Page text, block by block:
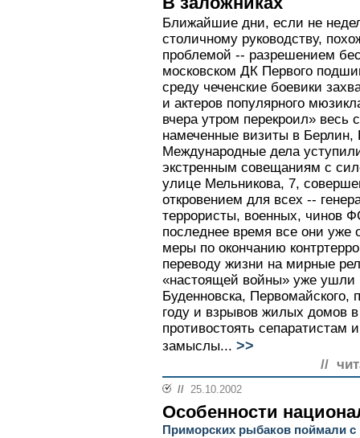
Ближайшие дни, если не
столичному руководству,
проблемой -- разрешением
московском ДК Первого
среду чеченские боевики
и актеров популярного
вчера утром перекроил» весь
намеченные визиты в Берлин,
Международные дела
экстренным совещаниям с
улице Мельникова, 7,
откровением для всех --
террористы, военных, чинов
последнее время все они уже
меры по окончанию
переводу жизни на мирные
«настоящей войны» уже ушли
Буденновска, Первомайского,
году и взрывов жилых домов
противостоять
замыслы... >>
//
// 25.10.2002
Особенности
Приморских рыбаков поймали